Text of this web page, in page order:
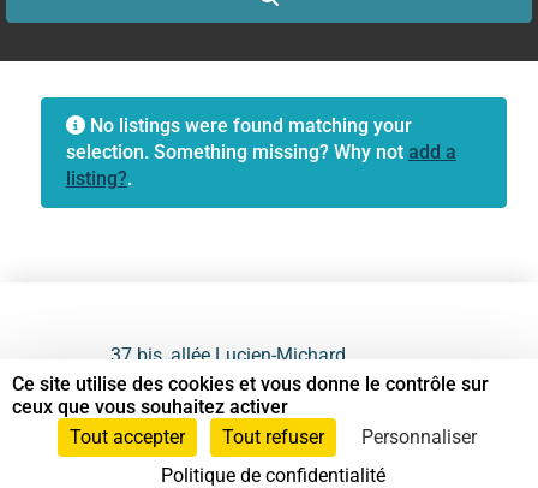
No listings were found matching your
selection. Something missing? Why not add a
listing?.
37 bis, allée Lucien-Michard
93190 Livry-Gargan
06 61 87 28 09
Ce site utilise des cookies et vous donne le contrôle sur
ceux que vous souhaitez activer
Tout accepter
Tout refuser
Personnaliser
Politique de confidentialité